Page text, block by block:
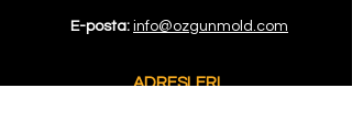
E-posta: info@ozgunmold.com
ADRESLERI